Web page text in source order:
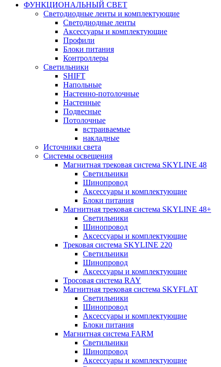
ФУНКЦИОНАЛЬНЫЙ СВЕТ
Светодиодные ленты и комплектующие
Светодиодные ленты
Аксессуары и комплектующие
Профили
Блоки питания
Контроллеры
Светильники
SHIFT
Напольные
Настенно-потолочные
Настенные
Подвесные
Потолочные
встраиваемые
накладные
Источники света
Системы освещения
Магнитная трековая система SKYLINE 48
Светильники
Шинопровод
Аксессуары и комплектующие
Блоки питания
Магнитная трековая система SKYLINE 48+
Светильники
Шинопровод
Аксессуары и комплектующие
Трековая система SKYLINE 220
Светильники
Шинопровод
Аксессуары и комплектующие
Тросовая система RAY
Магнитная трековая система SKYFLAT
Светильники
Шинопровод
Аксессуары и комплектующие
Блоки питания
Магнитная система FARM
Светильники
Шинопровод
Аксессуары и комплектующие